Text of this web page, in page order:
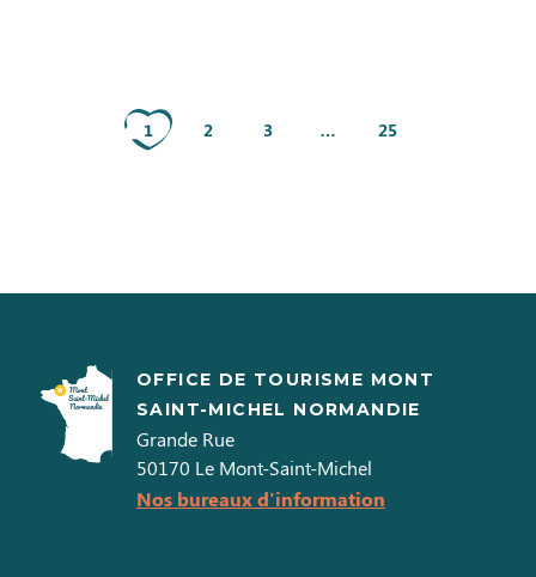
1 2 3 … 25
OFFICE DE TOURISME MONT
SAINT-MICHEL NORMANDIE
Grande Rue
50170 Le Mont-Saint-Michel
Nos bureaux d'information